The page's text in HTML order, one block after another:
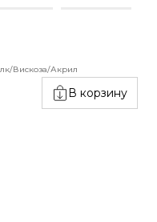
Вискоза/Акрил
В корзину